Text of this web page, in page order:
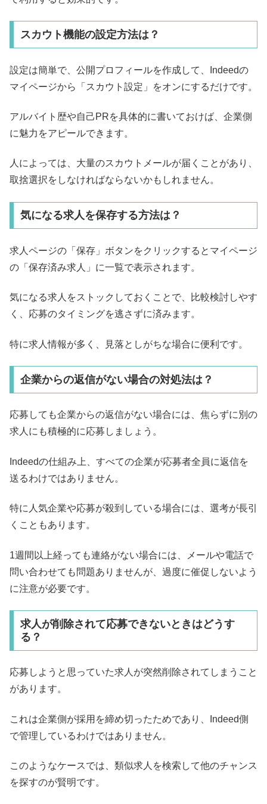
スカウト機能の設定方法は？
設定は簡単で、公開プロフィールを作成して、Indeedの
マイページから「スカウト設定」をオンにするだけです。
アルバイト歴や自己PRを具体的に書いておけば、企業側
に魅力をアピールできます。
人によっては、大量のスカウトメールが届くことがあり、
取捨選択をしなければならないかもしれません。
気になる求人を保存する方法は？
求人ページの「保存」ボタンをクリックするとマイページ
の「保存済み求人」に一覧で表示されます。
気になる求人をストックしておくことで、比較検討しやす
く、応募のタイミングを逃さずに済みます。
特に求人情報が多く、見落としがちな場合に便利です。
企業からの返信がない場合の対処法は？
応募しても企業からの返信がない場合には、焦らずに別の
求人にも積極的に応募しましょう。
Indeedの仕組み上、すべての企業が応募者全員に返信を
送るわけではありません。
特に人気企業や応募が殺到している場合には、選考が長引
くこともあります。
1週間以上経っても連絡がない場合には、メールや電話で
問い合わせても問題ありませんが、過度に催促しないよう
に注意が必要です。
求人が削除されて応募できないときはどうす
る？
応募しようと思っていた求人が突然削除されてしまうこと
があります。
これは企業側が採用を締め切ったためであり、Indeed側
で管理しているわけではありません。
このようなケースでは、類似求人を検索して他のチャンス
を探すのが賢明です。